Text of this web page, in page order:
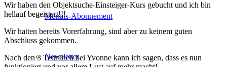
Monats-Abonnement
Newsletter
Wir haben den Objektsuche-Einsteiger-Kurs gebucht und ich bin
hellauf begeistert!!!
Wir hatten bereits Vorerfahrung, sind aber zu keinem guten
Abschluss gekommen.
Nach den 3 Terminen bei Yvonne kann ich sagen, dass es nun